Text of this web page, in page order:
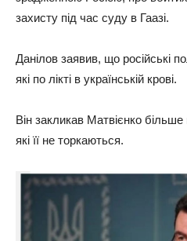
захисту під час суду в Гаазі.
Данілов заявив, що російські
які по лікті в українській крові.
Він закликав Матвієнко більше
які її не торкаються.